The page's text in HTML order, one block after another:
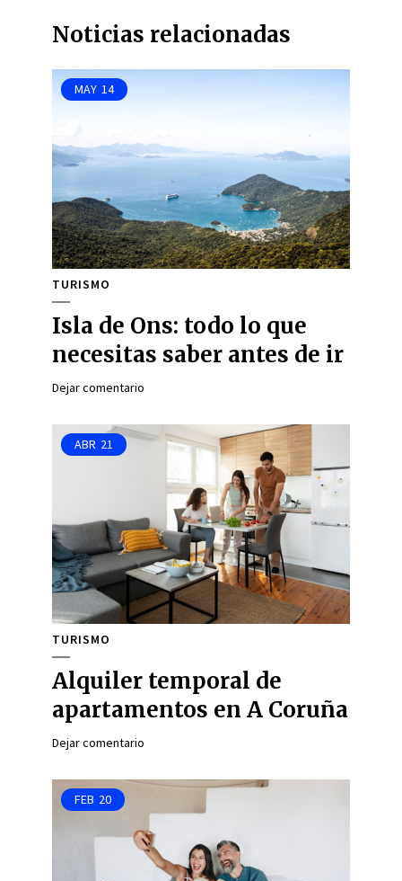
Noticias relacionadas
MAY 14
TURISMO
Isla de Ons: todo lo que
necesitas saber antes de ir
Dejar comentario
ABR 21
TURISMO
Alquiler temporal de
apartamentos en A Coruña
Dejar comentario
FEB 20